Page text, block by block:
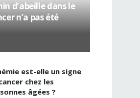
d’abeille dans le
n’a pas été
est-elle un signe
chez les
âgées ?